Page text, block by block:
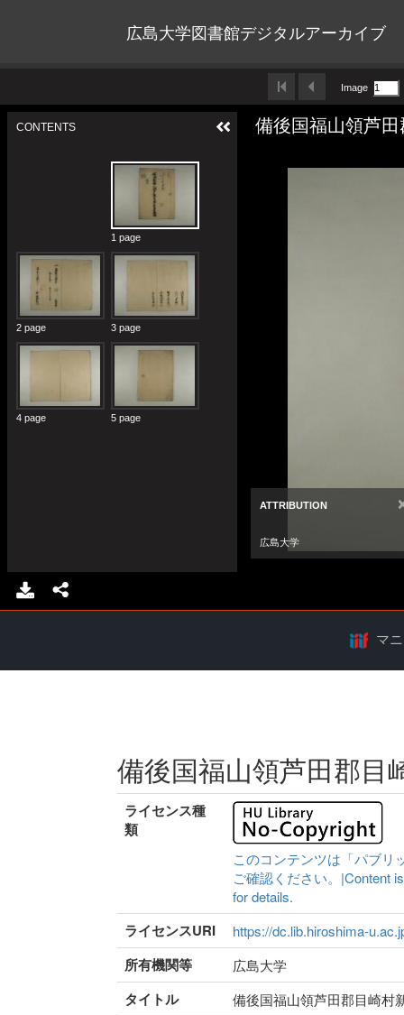
広島大学図書館デジタルアーカイブ
マ
備後国福山領芦田郡目
ライセンス種
類
このコンテンツは「パブリ
ご確認ください。|Content
for details.
ライセンスURI https://dc.lib.hiroshima-
所有機関等 広島大学
タイトル 備後国福山領芦田郡目崎村